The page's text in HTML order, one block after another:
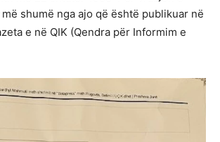
shumë nga ajo që është publikuar në
e në QIK (Qendra për Informim e